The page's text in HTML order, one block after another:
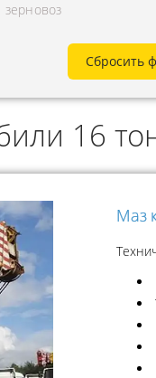
зерновоз
Сбросить
16
Маз